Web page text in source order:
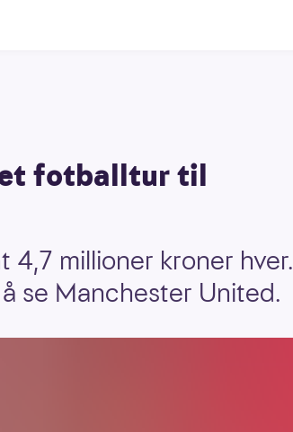
fotballtur til
millioner kroner hver.
se Manchester United.